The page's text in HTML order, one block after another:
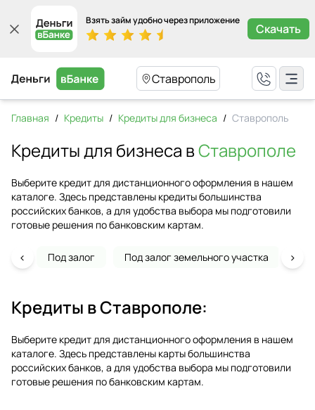
Взять займ удобно через приложение
Скачать
Ставрополь
Главная / Кредиты / Кредиты для бизнеса / Ставрополь
Кредиты для бизнеса вСтаврополе
Выберите кредит для дистанционного оформления в нашем
каталоге. Здесь представлены кредиты большинства
российских банков, а для удобства выбора мы подготовили
готовые решения по банковским картам.
Под залог Под залог земельного участка
‹ ›
Кредиты вСтаврополе:
Выберите кредит для дистанционного оформления в нашем
каталоге. Здесь представлены карты большинства
российских банков, а для удобства выбора мы подготовили
готовые решения по банковским картам.